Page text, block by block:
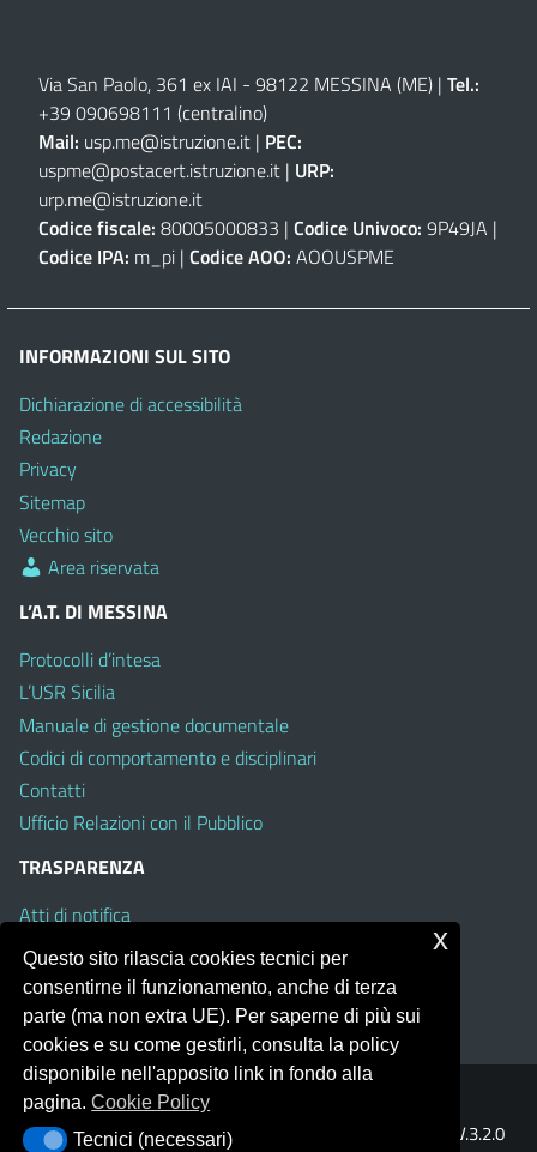
Via San Paolo, 361 ex IAI - 98122 MESSINA (ME) | Tel.:
+39 090698111 (centralino)
Mail: usp.me@istruzione.it | PEC:
uspme@postacert.istruzione.it | URP:
urp.me@istruzione.it
Codice fiscale: 80005000833 | Codice Univoco: 9P49JA |
Codice IPA: m_pi | Codice AOO: AOOUSPME
INFORMAZIONI SUL SITO
Dichiarazione di accessibilità
Redazione
Privacy
Sitemap
Vecchio sito
Area riservata
L’A.T. DI MESSINA
Protocolli d’intesa
L’USR Sicilia
Manuale di gestione documentale
Codici di comportamento e disciplinari
Contatti
Ufficio Relazioni con il Pubblico
TRASPARENZA
Atti di notifica
Albo on line
Amministrazione Trasparente
Obiettivi di Accessibilità
Portale realizzato con la piattaforma
Template Italia configurato sul tema accessibile
V.3.2.0
Questo sito rilascia cookies tecnici per
consentirne il funzionamento, anche di terza
parte (ma non extra UE). Per saperne di più sui
cookies e su come gestirli, consulta la policy
disponibile nell'apposito link in fondo alla
pagina.Cookie Policy
Tecnici (necessari)
Tecnici (necessari)
x